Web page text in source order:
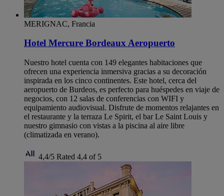
MERIGNAC, Francia
Hotel Mercure Bordeaux Aeropuerto
Nuestro hotel cuenta con 149 elegantes habitaciones que
ofrecen una experiencia inmersiva gracias a su decoración
inspirada en los cinco continentes. Este hotel, cerca del
aeropuerto de Burdeos, es perfecto para huéspedes en viaje de
negocios, con 12 salas de conferencias con WIFI y
equipamiento audiovisual. Disfrute de momentos relajantes en
el restaurante y la terraza Le Spirit, el bar Le Saint Louis y
nuestro gimnasio con vistas a la piscina al aire libre
(climatizada en verano).
4,4/5 Rated 4,4 of 5